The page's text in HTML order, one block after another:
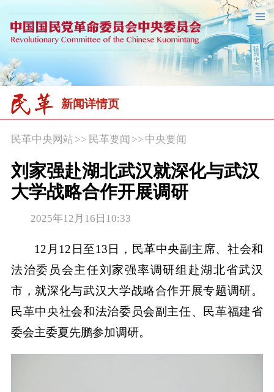
新闻详情页
民革中央网站>> 民革要闻 >> 中央要闻
刘家强赴湖北武汉就深化与武汉
大学战略合作开展调研
2025年12月16日10:33
12月12日至13日，民革中央副主席、社会和
法治委员会主任刘家强率调研组赴湖北省武汉
市，就深化与武汉大学战略合作开展专题调研。
民革中央社会和法治委员会副主任、民革福建省
委会主委夏先鹏参加调研。